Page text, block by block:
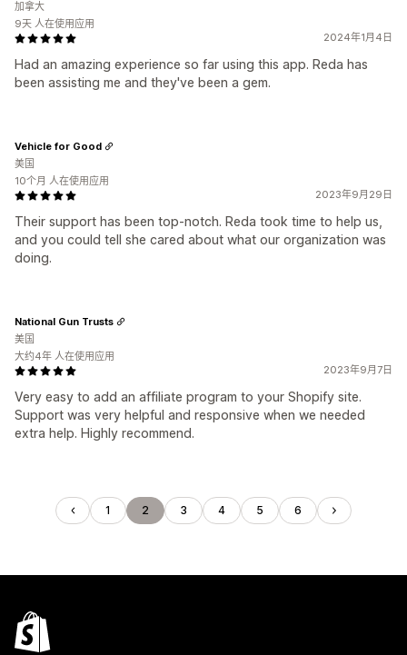
2024年1月4日
Had an amazing experience so far using this app. Reda has
been assisting me and they've been a gem.
加拿大
9天 人在使用应用
2023年9月29日
Their support has been top-notch. Reda took time to help us,
and you could tell she cared about what our organization was
doing.
Vehicle for Good
美国
10个月 人在使用应用
2023年9月7日
Very easy to add an affiliate program to your Shopify site.
Support was very helpful and responsive when we needed
extra help. Highly recommend.
National Gun Trusts
美国
大约4年 人在使用应用
1 2 3 4 5 6